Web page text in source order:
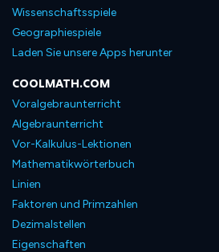
Wissenschaftsspiele
Geographiespiele
Laden Sie unsere Apps herunter
COOLMATH.COM
Voralgebraunterricht
Algebraunterricht
Vor-Kalkulus-Lektionen
Mathematikwörterbuch
Linien
Faktoren und Primzahlen
Dezimalstellen
Eigenschaften